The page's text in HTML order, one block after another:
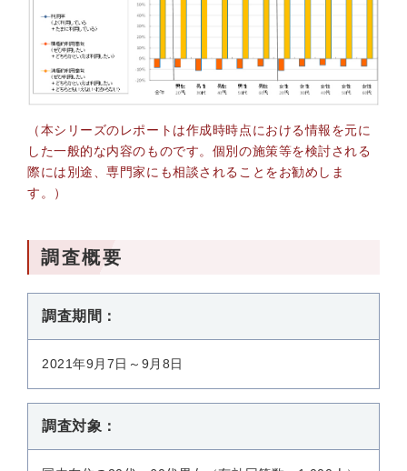
（本シリーズのレポートは作成時時点における情報を元に
した一般的な内容のものです。個別の施策等を検討される
際には別途、専門家にも相談されることをお勧めしま
す。）
調査概要
調査期間：
2021年9月7日～9月8日
調査対象：